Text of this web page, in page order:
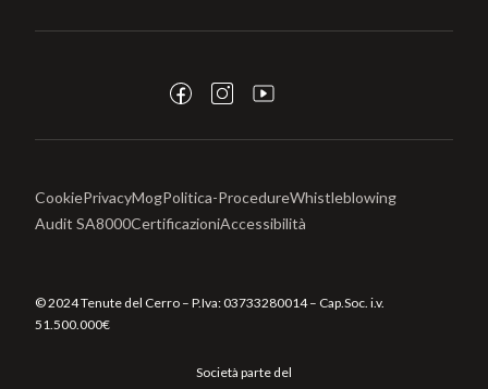
CookiePrivacyMogPolitica-ProcedureWhistleblowing
Audit SA8000CertificazioniAccessibilità
Società parte del
© 2024 Tenute del Cerro – P.Iva:03733280014– Cap.Soc. i.v.
51.500.000€